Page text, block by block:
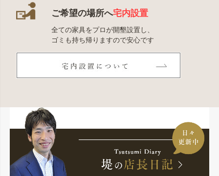
ご希望の場所へ宅内設置
全ての家具をプロが開墾設置し、
ゴミも持ち帰りますので安心です